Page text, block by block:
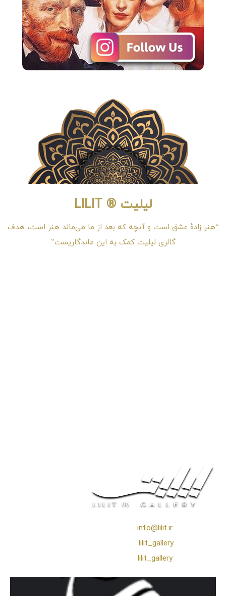
لیلیت ® LILIT
“هنر زادهٔ عشق است و آنچه که بعد از ما می‌ماند هنر است، هدف
گالری لیلیت کمک به این ماندگاریست”
info@lilit.ir
lilit_gallery
lilit_gallery